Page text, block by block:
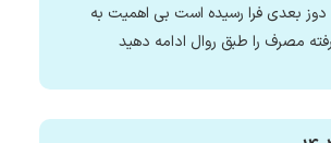
بعدی فرا رسیده است بی اهمیت به
مصرف را طبق روال ادامه دهید